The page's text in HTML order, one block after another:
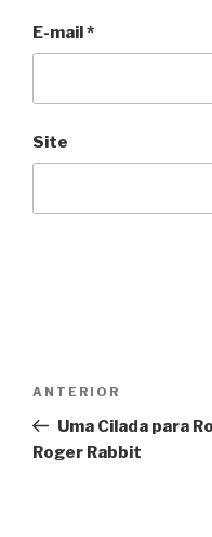
E-mail*
Site
Post
Anterior
ANTERIOR
Uma Cilada para
Roger Rabbit